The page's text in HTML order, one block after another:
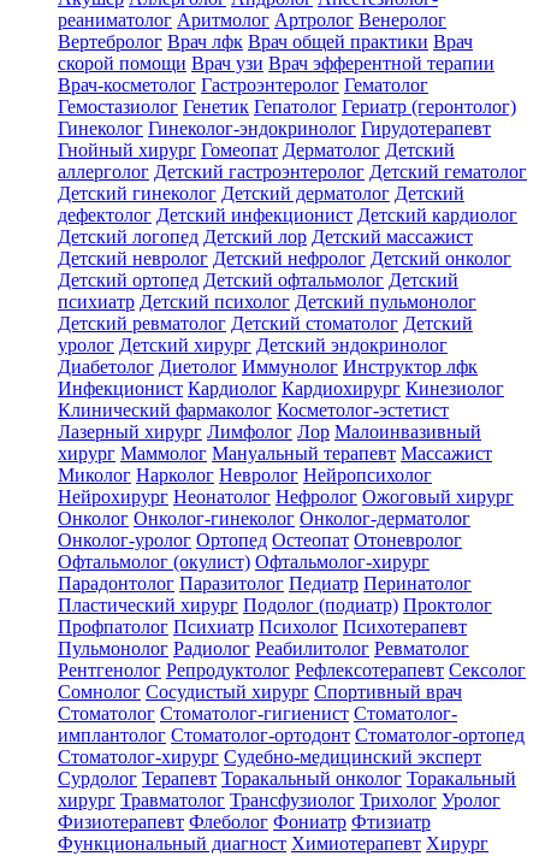
реаниматолог Аритмолог Артролог Венеролог
Вертебролог Врач лфк Врач общей практики Врач
скорой помощи Врач узи Врач эфферентной терапии
Врач-косметолог Гастроэнтеролог Гематолог
Гемостазиолог Генетик Гепатолог Гериатр (геронтолог)
Гинеколог Гинеколог-эндокринолог Гирудотерапевт
Гнойный хирург Гомеопат Дерматолог Детский
аллерголог Детский гастроэнтеролог Детский гематолог
Детский гинеколог Детский дерматолог Детский
дефектолог Детский инфекционист Детский кардиолог
Детский логопед Детский лор Детский массажист
Детский невролог Детский нефролог Детский онколог
Детский ортопед Детский офтальмолог Детский
психиатр Детский психолог Детский пульмонолог
Детский ревматолог Детский стоматолог Детский
уролог Детский хирург Детский эндокринолог
Диабетолог Диетолог Иммунолог Инструктор лфк
Инфекционист Кардиолог Кардиохирург Кинезиолог
Клинический фармаколог Косметолог-эстетист
Лазерный хирург Лимфолог Лор Малоинвазивный
хирург Маммолог Мануальный терапевт Массажист
Миколог Нарколог Невролог Нейропсихолог
Нейрохирург Неонатолог Нефролог Ожоговый хирург
Онколог Онколог-гинеколог Онколог-дерматолог
Онколог-уролог Ортопед Остеопат Отоневролог
Офтальмолог (окулист) Офтальмолог-хирург
Парадонтолог Паразитолог Педиатр Перинатолог
Пластический хирург Подолог (подиатр) Проктолог
Профпатолог Психиатр Психолог Психотерапевт
Пульмонолог Радиолог Реабилитолог Ревматолог
Рентгенолог Репродуктолог Рефлексотерапевт Сексолог
Сомнолог Сосудистый хирург Спортивный врач
Стоматолог Стоматолог-гигиенист Стоматолог-
имплантолог Стоматолог-ортодонт Стоматолог-ортопед
Стоматолог-хирург Судебно-медицинский эксперт
Сурдолог Терапевт Торакальный онколог Торакальный
хирург Травматолог Трансфузиолог Трихолог Уролог
Физиотерапевт Флеболог Фониатр Фтизиатр
Функциональный диагност Химиотерапевт Хирург